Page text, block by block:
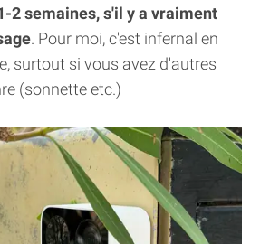
2 semaines, s'il y a vraiment
. Pour moi, c'est infernal en
surtout si vous avez d'autres
(sonnette etc.)